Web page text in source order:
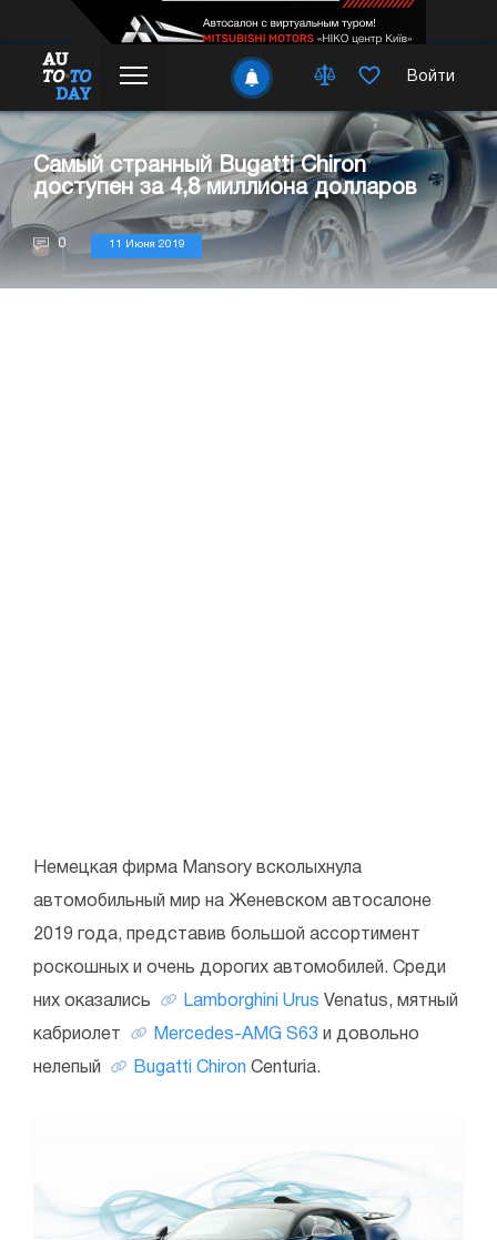
Войти
Самый странный Bugatti Chiron
доступен за 4,8 миллиона долларов
0 11 Июня 2019
Немецкая фирма Mansory всколыхнула
автомобильный мир на Женевском автосалоне
2019 года, представив большой ассортимент
роскошных и очень дорогих автомобилей. Среди
них оказались Lamborghini Urus Venatus, мятный
кабриолет Mercedes-AMG S63 и довольно
нелепый Bugatti Chiron Centuria.